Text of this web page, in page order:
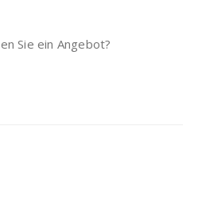
Sie ein Angebot?